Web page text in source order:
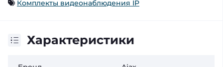
Комплекты видеонаблюдения IP
Характеристики